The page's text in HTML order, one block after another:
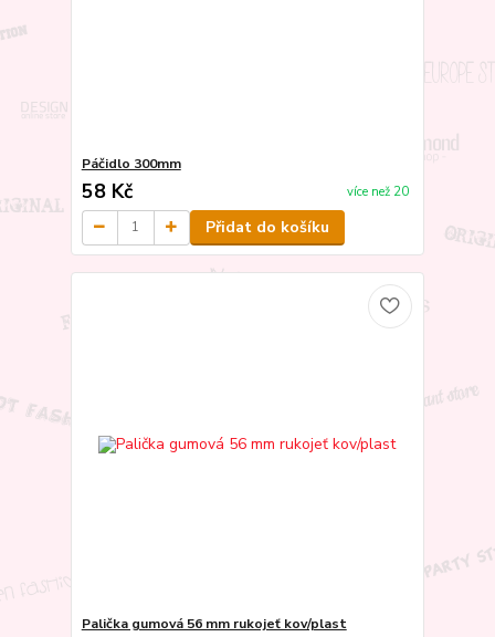
Páčidlo 300mm
58 Kč více než 20
Přidat do košíku
Palička gumová 56 mm rukojeť kov/plast